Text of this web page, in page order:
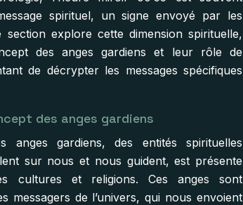
spirituel, un signe envoyé par les
section explore cette dimension spirituelle,
des anges gardiens et leur rôle de
de décrypter les messages spécifiques
des anges gardiens
anges gardiens, des entités spirituelles
sur nous et nous guident, est présente
cultures et religions. Ces anges sont
messagers de l’univers, qui nous envoient